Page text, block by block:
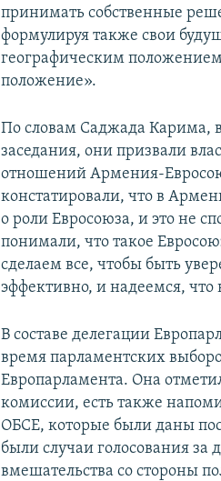
принимать собственные
формулируя также свои
географическим
положение».
По словам Саджада Карима,
заседания, они призвали
отношений Армения-
констатировали, что в
о роли Евросоюза, и это не
понимали, что такое
сделаем все, чтобы быть
эффективно, и надеемся,
В составе делегации
время парламентских
Европарламента. Она
комиссии, есть также
ОБСЕ, которые были даны
были случаи голосования за
вмешательства со стороны